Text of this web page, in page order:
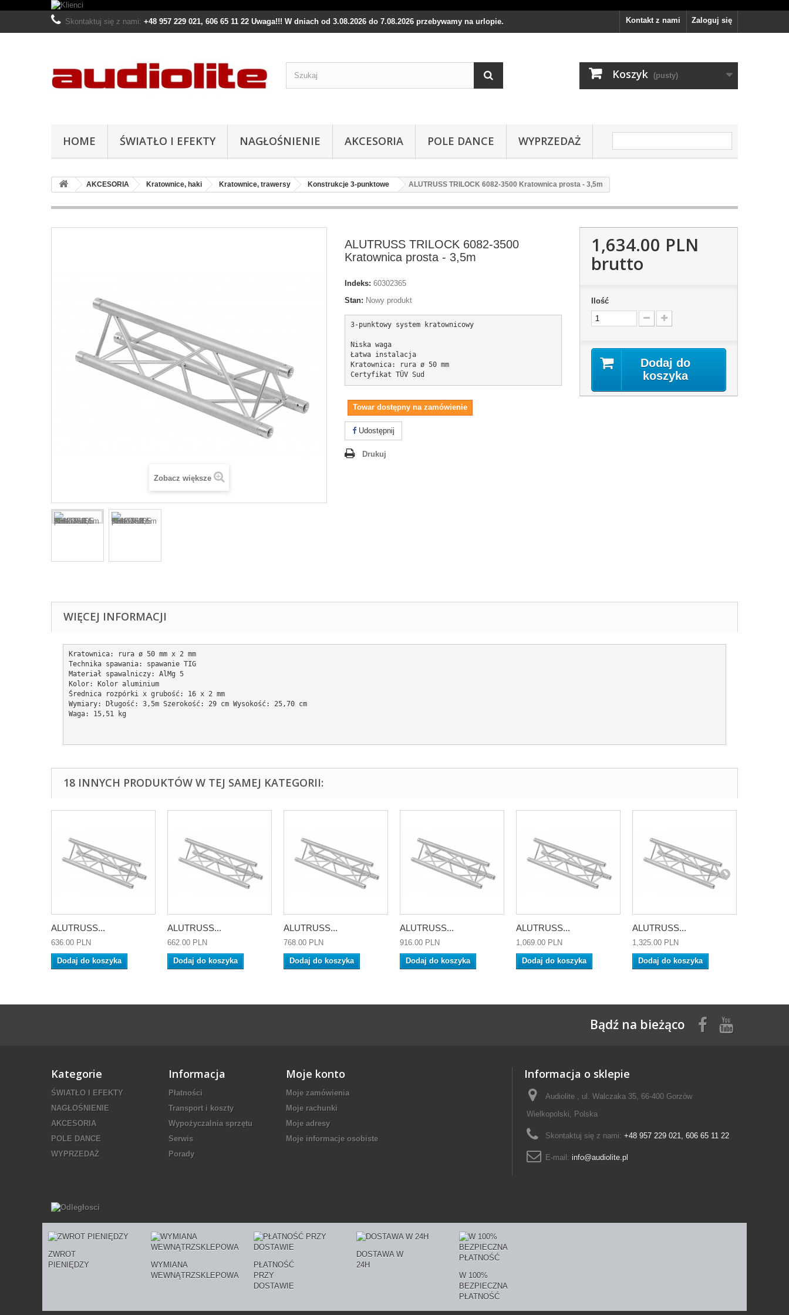
Zaloguj się
Kontakt z nami
Skontaktuj się z nami: +48 957 229 021, 606 65 11 22 Uwaga!!! W dniach od 3.08.2026 do 7.08.2026 przebywamy na urlopie.
Koszyk (pusty)
HOME ŚWIATŁO I EFEKTY NAGŁOŚNIENIE AKCESORIA POLE DANCE WYPRZEDAŻ
AKCESORIA Kratownice, haki Kratownice, trawersy Konstrukcje 3-punktowe ALUTRUSS TRILOCK 6082-3500 Kratownica prosta - 3,5m
Zobacz większe
ALUTRUSS TRILOCK 6082-3500
Kratownica prosta - 3,5m
Indeks: 60302365
Stan: Nowy produkt
3-punktowy system kratownicowy
Niska waga
Łatwa instalacja
Kratownica: rura ø 50 mm
Towar dostępny na zamówienie
Udostępnij
Drukuj
1,634.00 PLN
brutto
Ilość
Dodaj do
koszyka
WIĘCEJ INFORMACJI
Kratownica: rura ø 50 mm x 2 mm
Technika spawania: spawanie TIG
Materiał spawalniczy: AlMg 5
Kolor: Kolor aluminium
Średnica rozpórki x grubość: 16 x 2 mm
Wymiary: Długość: 3,5m Szerokość: 29 cm Wysokość: 25,70 cm
Waga: 15,51 kg
18 INNYCH PRODUKTÓW W TEJ SAMEJ KATEGORII:
ALUTRUSS...
636.00 PLN
Dodaj do koszyka
ALUTRUSS...
662.00 PLN
Dodaj do koszyka
ALUTRUSS...
768.00 PLN
Dodaj do koszyka
ALUTRUSS...
916.00 PLN
Dodaj do koszyka
ALUTRUSS...
1,069.00 PLN
Dodaj do koszyka
ALUTRUSS...
1,325.00 PLN
Dodaj do koszyka
Bądź na bieżąco
Kategorie
ŚWIATŁO I EFEKTY
NAGŁOŚNIENIE
AKCESORIA
POLE DANCE
WYPRZEDAŻ
Informacja
Płatności
Transport i koszty
Wypożyczalnia sprzętu
Serwis
Porady
Moje konto
Moje zamówienia
Moje rachunki
Moje adresy
Moje informacje osobiste
Informacja o sklepie
Audiolite , ul. Walczaka 35, 66-400 Gorzów
Wielkopolski, Polska
Skontaktuj się z nami: +48 957 229 021, 606 65 11 22
E-mail: info@audiolite.pl
ZWROT
PIENIĘDZY
WYMIANA
WEWNĄTRZSKLEPOWA
PŁATNOŚĆ
PRZY
DOSTAWIE
DOSTAWA W
24H
W 100%
BEZPIECZNA
PŁATNOŚĆ